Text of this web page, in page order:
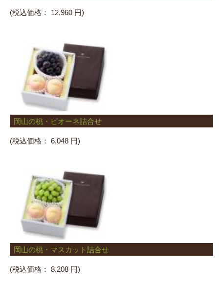
(税込価格： 12,960 円)
岡山の桃・ピオーネ詰合せ
(税込価格： 6,048 円)
岡山の桃・マスカット詰合せ
(税込価格： 8,208 円)